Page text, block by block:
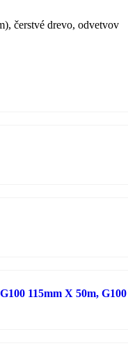
čerstvé drevo, odvetvov
115mm X 50m, G100